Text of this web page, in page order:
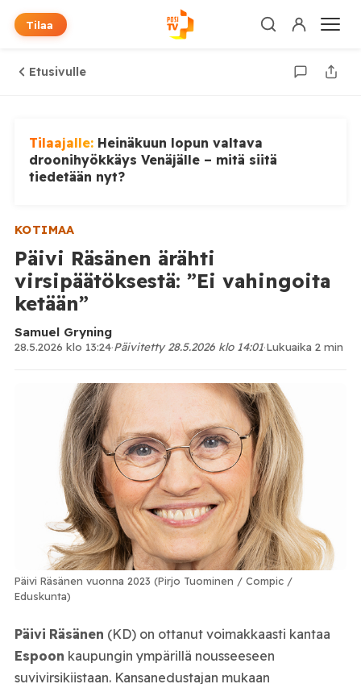
Tilaa
Etusivulle
Tilaajalle: Heinäkuun lopun valtava
droonihyökkäys Venäjälle – mitä siitä
tiedetään nyt?
KOTIMAA
Päivi Räsänen ärähti
virsipäätöksestä: ”Ei vahingoita
ketään”
Samuel Gryning
28.5.2026 klo 13:24·Päivitetty 28.5.2026 klo 14:01·Lukuaika 2 min
Päivi Räsänen vuonna 2023 (Pirjo Tuominen / Compic /
Eduskunta)
Päivi Räsänen (KD) on ottanut voimakkaasti kantaa
Espoon kaupungin ympärillä nousseeseen
suvivirsikiistaan. Kansanedustajan mukaan